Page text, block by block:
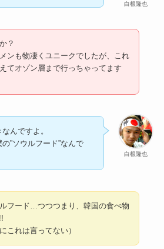
白根隆也
？
ンも物凄くユニークでしたが、これ
てオゾン層まで行っちゃってます
白根隆也
んですよ。
”ソウルフード”なんで
フード…つつつまり、韓国の食べ物
これは言ってない）